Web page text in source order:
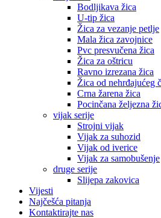
Bodljikava žica
U-tip žica
Žica za vezanje petlje
Mala žica zavojnice
Pvc presvučena žica
Žica za oštricu
Ravno izrezana žica
Žica od nehrđajućeg
Crna žarena žica
Pocinčana željezna
vijak serije
Strojni vijak
Vijak za suhozid
Vijak od iverice
Vijak za samobušenje
druge serije
Slijepa zakovica
Vijesti
Najčešća pitanja
Kontaktirajte nas